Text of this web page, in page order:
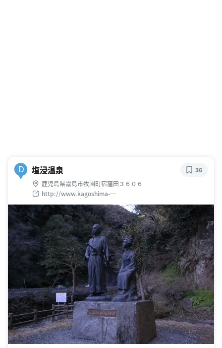
D 塩浸温泉
鹿児島県霧島市牧園町宿窪田３６０６
http://www.kagoshima-
kankou.com/staff/2010/05/51.html
36